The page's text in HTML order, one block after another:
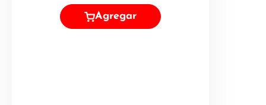
Agregar